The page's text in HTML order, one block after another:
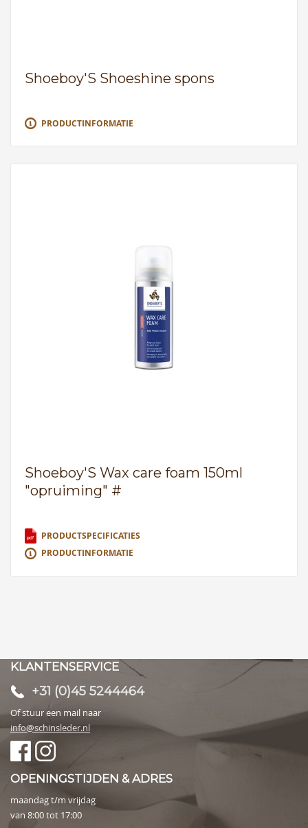
Shoeboy'S Shoeshine spons
PRODUCTINFORMATIE
Shoeboy'S Wax care foam 150ml
"opruiming" #
PRODUCTSPECIFICATIES
PRODUCTINFORMATIE
KLANTENSERVICE
+31 (0)45 5244464
Of stuur een mail naar
info@schinsleder.nl
OPENINGSTIJDEN & ADRES
maandag t/m vrijdag
van 8:00 tot 17:00